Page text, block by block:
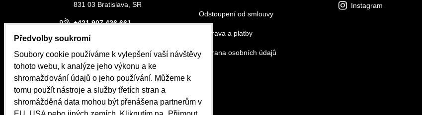
831 03 Bratislava, SR
+421 907 426 661
info@belora.sk
Otevírací hodiny
Pondělí-Středa 8.30-16.00
Čtvrtek-Pátek 8.30-15.00
OBJEDNÁVKY
Odstoupení od smlouvy
Doprava a platby
Ochrana osobních údajů
Instagram
Předvolby soukromí
Soubory cookie používáme k vylepšení vaší návštěvy
tohoto webu, k analýze jeho výkonu a ke
shromažďování údajů o jeho používání. Můžeme k
tomu použít nástroje a služby třetích stran a
shromážděná data mohou být přenášena partnerům v